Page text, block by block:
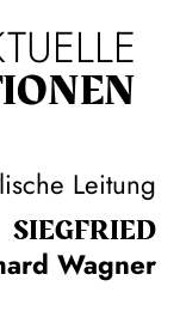
Leitung
SIEG­FRIED
Wagner